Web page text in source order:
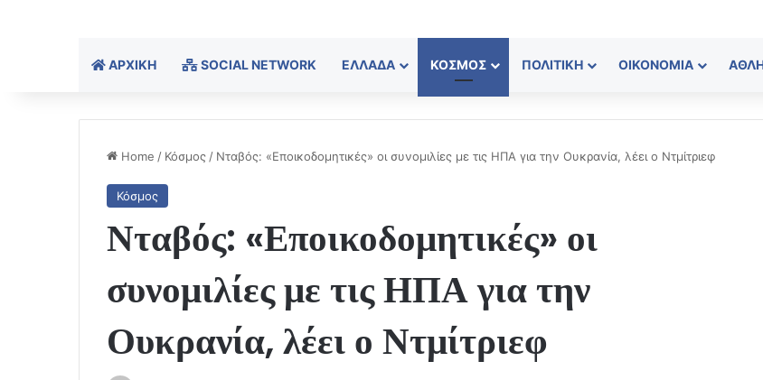
ΑΡΧΙΚΉ SOCIAL NETWORK ΕΛΛΆΔΑ ΚΌΣΜΟΣ ΠΟΛΙΤΙΚΉ ΟΙΚΟΝΟΜΊΑ
Home / Κόσμος / Νταβός: «Εποικοδομητικές» οι συνομιλίες με τις ΗΠΑ για την Ουκρανία, λέει ο Ντμίτριεφ
Κόσμος
Νταβός: «Εποικοδομητικές» οι
συνομιλίες με τις ΗΠΑ για την
Ουκρανία, λέει ο Ντμίτριεφ